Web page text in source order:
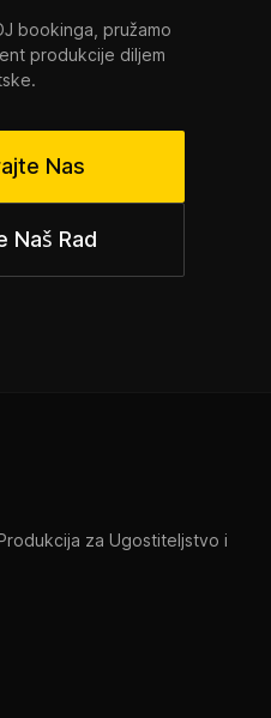
bookinga, pružamo
produkcije diljem
Nas
Naš Rad
za Ugostiteljstvo i